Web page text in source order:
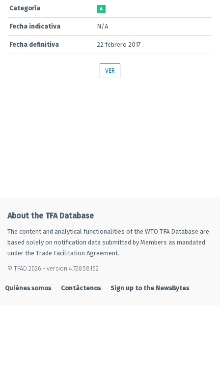
Categoría A
Fecha indicativa N/A
Fecha definitiva 22 febrero 2017
VER
About the TFA Database
The content and analytical functionalities of the WTO TFA Database are
based solely on notification data submitted by Members as mandated
under the Trade Facilitation Agreement.
© TFAD 2026 - version 4.72858152
Quiénes somos Contáctenos Sign up to the NewsBytes